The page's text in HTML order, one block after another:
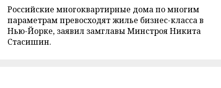
Российские многоквартирные дома по многим
параметрам превосходят жилье бизнес-класса в
Нью-Йорке, заявил замглавы Минстроя Никита
Стасишин.